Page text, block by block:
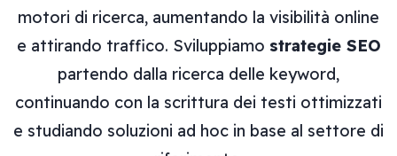
motori di ricerca, aumentando la visibilità online
e attirando traffico. Sviluppiamo strategie SEO
partendo dalla ricerca delle keyword,
continuando con la scrittura dei testi ottimizzati
e studiando soluzioni ad hoc in base al settore di